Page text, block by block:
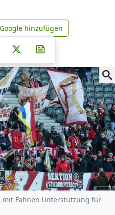
news.de zu Google
hinzufügen
auf Facebook
Teilen auf Whatsapp
Teilen auf Telegram
Pinterest
E-Mail teilen
Post auf X
mit Fahnen Unterstützung für